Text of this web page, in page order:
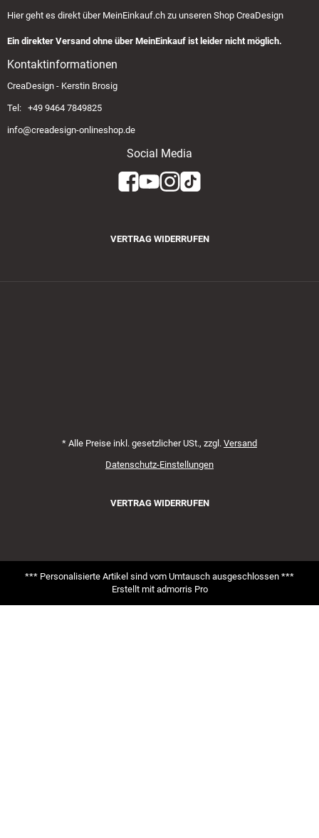
Hier geht es direkt über MeinEinkauf.ch zu unseren Shop CreaDesign
Ein direkter Versand ohne über MeinEinkauf ist leider nicht möglich.
Kontaktinformationen
CreaDesign - Kerstin Brosig
Tel: +49 9464 7849825
info@creadesign-onlineshop.de
Social Media
VERTRAG WIDERRUFEN
* Alle Preise inkl. gesetzlicher USt., zzgl. Versand
Datenschutz-Einstellungen
VERTRAG WIDERRUFEN
*** Personalisierte Artikel sind vom Umtausch ausgeschlossen ***
Erstellt mit admorris Pro